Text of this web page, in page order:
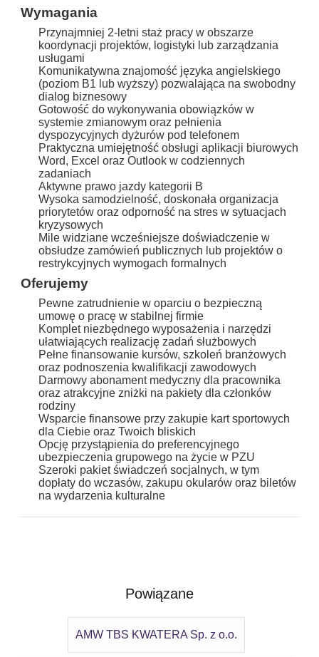
Wymagania
Przynajmniej 2-letni staż pracy w obszarze
koordynacji projektów, logistyki lub zarządzania
usługami
Komunikatywna znajomość języka angielskiego
(poziom B1 lub wyższy) pozwalająca na swobodny
dialog biznesowy
Gotowość do wykonywania obowiązków w
systemie zmianowym oraz pełnienia
dyspozycyjnych dyżurów pod telefonem
Praktyczna umiejętność obsługi aplikacji biurowych
Word, Excel oraz Outlook w codziennych
zadaniach
Aktywne prawo jazdy kategorii B
Wysoka samodzielność, doskonała organizacja
priorytetów oraz odporność na stres w sytuacjach
kryzysowych
Mile widziane wcześniejsze doświadczenie w
obsłudze zamówień publicznych lub projektów o
restrykcyjnych wymogach formalnych
Oferujemy
Pewne zatrudnienie w oparciu o bezpieczną
umowę o pracę w stabilnej firmie
Komplet niezbędnego wyposażenia i narzędzi
ułatwiających realizację zadań służbowych
Pełne finansowanie kursów, szkoleń branżowych
oraz podnoszenia kwalifikacji zawodowych
Darmowy abonament medyczny dla pracownika
oraz atrakcyjne zniżki na pakiety dla członków
rodziny
Wsparcie finansowe przy zakupie kart sportowych
dla Ciebie oraz Twoich bliskich
Opcję przystąpienia do preferencyjnego
ubezpieczenia grupowego na życie w PZU
Szeroki pakiet świadczeń socjalnych, w tym
dopłaty do wczasów, zakupu okularów oraz biletów
na wydarzenia kulturalne
Powiązane
AMW TBS KWATERA Sp. z o.o.